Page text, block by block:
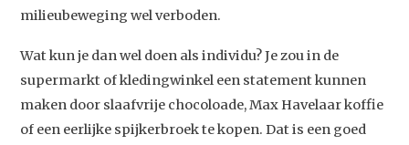
milieubeweging wel verboden.
Wat kun je dan wel doen als individu? Je zou in de
supermarkt of kledingwinkel een statement kunnen
maken door slaafvrije chocoloade, Max Havelaar koffie
of een eerlijke spijkerbroek te kopen. Dat is een goed